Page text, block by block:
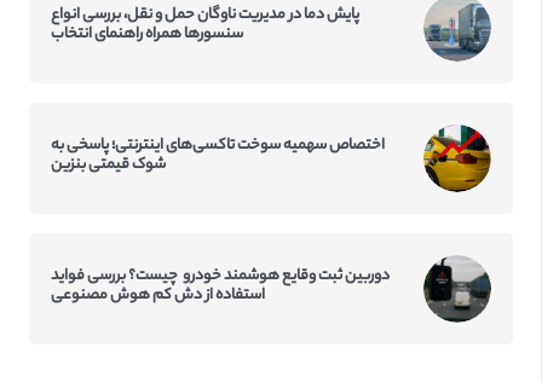
پایش دما در مدیریت ناوگان حمل و نقل، بررسی انواع
سنسورها همراه راهنمای انتخاب
اختصاص سهمیه سوخت تاکسی‌‌های اینترنتی؛ پاسخی به
شوک قیمتی بنزین
دوربین ثبت وقایع هوشمند خودرو چیست؟ بررسی فواید
استفاده از دش کم‌ هوش مصنوعی